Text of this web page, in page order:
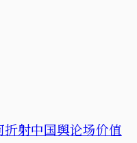
射中国舆论场价值